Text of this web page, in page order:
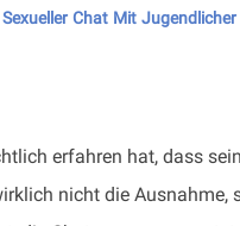
Sexueller Chat Mit
erfahren hat, dass
nicht die Ausnahme,